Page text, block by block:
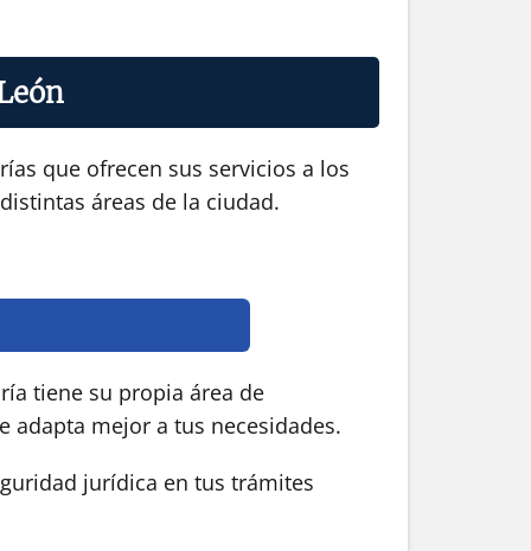
que ofrecen sus servicios a los
áreas de la ciudad.
tiene su propia área de
adapta mejor a tus necesidades.
jurídica en tus trámites